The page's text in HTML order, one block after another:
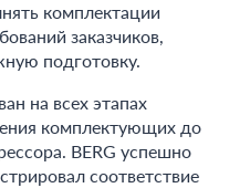
комплектации
заказчиков,
подготовку.
на всех этапах
комплектующих до
BERG успешно
соответствие